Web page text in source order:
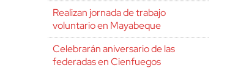
Realizan jornada de trabajo
voluntario en Mayabeque
Celebrarán aniversario de las
federadas en Cienfuegos